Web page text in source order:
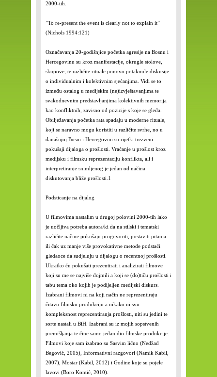
2000-tih.
”To re-present the event is clearly not to explain it”
(Nichols 1994:121)
Označavanja 20-godišnjice početka agresije na Bosnu i
Hercegovinu su kroz manifestacije, okrugle stolove,
skupove, te različite rituale ponovo potaknule diskusije
o individualnim i kolektivnim sjećanjima. Vidi se to
između ostalog u medijskim (ne)izvještavanjima te
svakodnevnim predstavljanjima kolektivnih memorija
kao konfliktnih, zavisno od pozicije s koje se gleda.
Obilježavanja početka rata spadaju u moderne rituale,
koji se naravno mogu koristiti u različite svrhe, no u
današnjoj Bosni i Hercegovini su rijetki trezveni
pokušaji dijaloga o prošlosti. Vraćanje u prošlost kroz
medijsku i filmsku reprezentaciju konflikta, ali i
interpretiranje snimljenog je jedan od načina
diskutovanja bliže prošlosti. 1
Podsticanje na dijalog
U filmovima nastalim u drugoj polovini 2000-tih lako
je uočljiva potreba autora/ki da na stilski i tematski
različite načine pokušaju progovoriti, postaviti pitanja
ili čak uz manje više provokativne metode podstaći
gledaoce da sudjeluju u dijalogu o recentnoj prošlosti.
Ukratko ću pokušati prezentirati i analizirati filmove
koji su me se najviše dojmili a koji se (do)tiču prošlosti i
tabu tema oko kojih je podijeljen medijski diskurs.
Izabrani filmovi ni na koji način ne reprezentiraju
čitavu filmsku produkciju a nikako ni svu
kompleksnost reprezentiranja prošlosti, niti su jedini te
sorte nastali u BiH. Izabrani su iz mojih sopstvenih
premišljanja te čine samo jedan dio filmske produkcije.
Filmovi koje sam izabrao su Sasvim lično (Nedžad
Begović, 2005), Informativni razgovori (Namik Kabil,
2007), Mostar (Kabil, 2012) i Godine koje su pojele
lavovi (Boro Kontić, 2010).